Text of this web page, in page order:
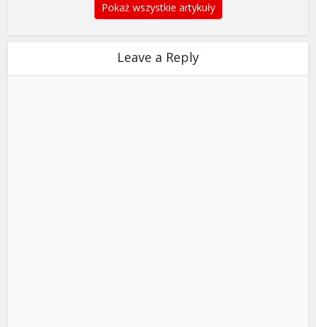
Pokaż wszystkie artykuły
Leave a Reply